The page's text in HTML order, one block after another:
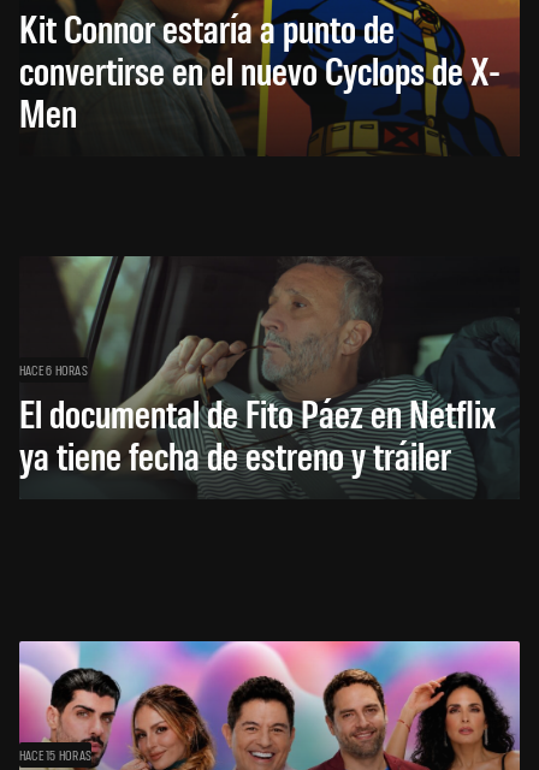
Kit Connor estaría a punto de
convertirse en el nuevo Cyclops de X-
Men
HACE 6 HORAS
El documental de Fito Páez en Netflix
ya tiene fecha de estreno y tráiler
HACE 15 HORAS